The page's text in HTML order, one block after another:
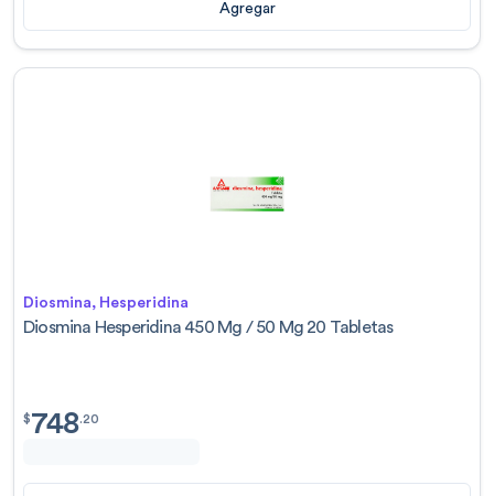
Agregar
Diosmina, Hesperidina
Diosmina Hesperidina 450 Mg / 50 Mg 20 Tabletas
$748.20
$748.20